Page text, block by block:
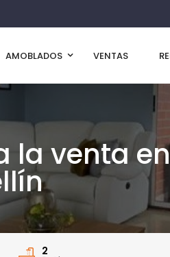
AMOBLADOS VENTAS
la venta
2